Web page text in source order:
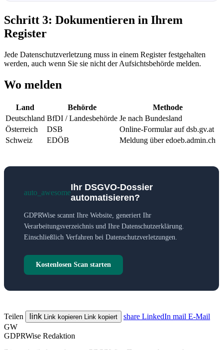
Schritt 3: Dokumentieren in Ihrem
Register
Jede Datenschutzverletzung muss in einem Register festgehalten
werden, auch wenn Sie sie nicht der Aufsichtsbehörde melden.
Wo melden
Land Behörde
Methode
Deutschland BfDI / Landesbehörde Je nach Bundesland
Österreich
DSB
Online-Formular auf dsb.gv.at
Schweiz
EDÖB Meldung über edoeb.admin.ch
auto_awesome
Ihr DSGVO-Dossier
automatisieren?
GDPRWise scannt Ihre Website, generiert Ihr
Verarbeitungsverzeichnis und Ihre Datenschutzerklärung.
Einschließlich Verfahren bei Datenschutzverletzungen.
Kostenlosen Scan starten
Teilen link Link kopieren Link kopiert share LinkedIn mail E-Mail
GW
GDPRWise Redaktion